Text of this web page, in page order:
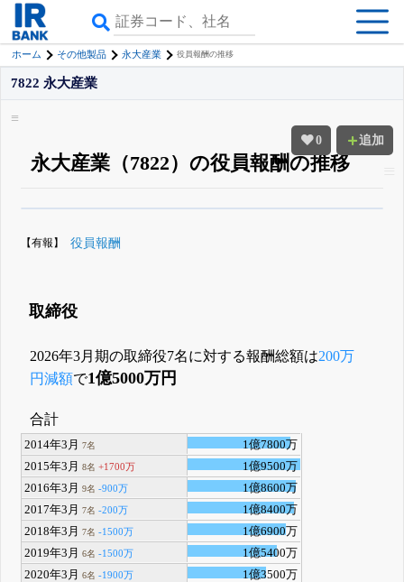
ホーム その他製品 永大産業 役員報酬の推移
0 追加
7822 永大産業
永大産業（7822）の役員報酬の推移
く追える
【有報】 役員報酬
取締役
2026年3月期の取締役7名に対する報酬総額は200万
円減額で1億5000万円
合計
2014年3月7名
1億7800万
2015年3月8名 +1700万
1億9500万
2016年3月9名 -900万
1億8600万
2017年3月7名 -200万
1億8400万
2018年3月7名 -1500万
1億6900万
2019年3月6名 -1500万
1億5400万
2020年3月6名 -1900万
1億3500万